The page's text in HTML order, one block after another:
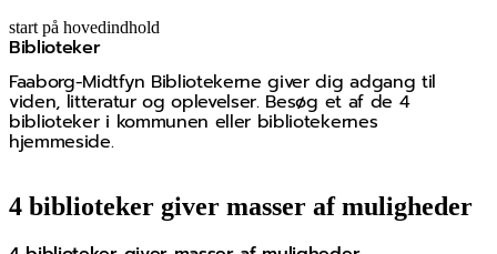
start på hovedindhold
Biblioteker
Faaborg-Midtfyn Bibliotekerne giver dig adgang til
viden, litteratur og oplevelser. Besøg et af de 4
biblioteker i kommunen eller bibliotekernes
hjemmeside.
senest opdateret 5. maj 2026
4 biblioteker giver masser af muligheder